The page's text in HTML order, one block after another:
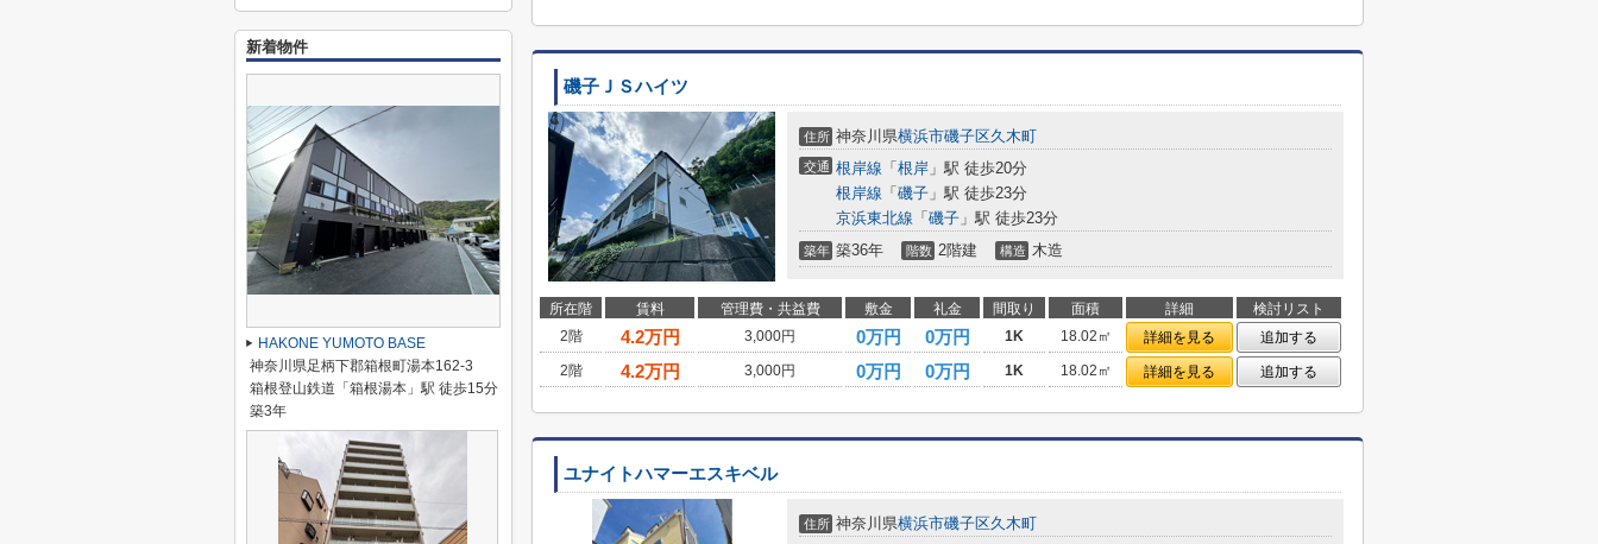
磯子ＪＳハイツ
住所 神奈川県横浜市磯子区久木町
交通 根岸線 「 根岸 」駅 徒歩20分
根岸線 「 磯子 」駅 徒歩23分
京浜東北線 「 磯子 」駅 徒歩23分
築年 築36年 階数 2階建 構造 木造
所在階 賃料 管理費・共益費 敷金 礼金 間取り 面積 詳細
検討リスト
2階
4.2万円 3,000円 0万円 0万円 1K 18.02㎡ 詳細を見る
追加する
2階
4.2万円 3,000円 0万円 0万円 1K 18.02㎡ 詳細を見る 追加する
ユナイトハマーエスキベル
住所 神奈川県横浜市磯子区久木町
新着物件
HAKONE YUMOTO BASE
神奈川県足柄下郡箱根町湯本162-3
箱根登山鉄道「箱根湯本」駅 徒歩15分
築3年